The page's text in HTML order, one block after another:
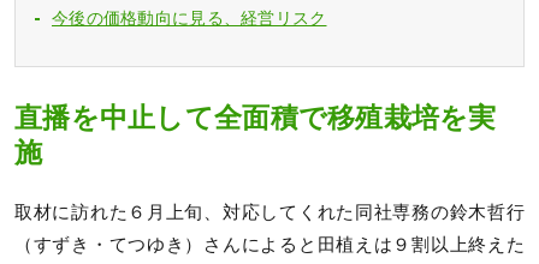
今後の価格動向に見る、経営リスク
直播を中止して全面積で移殖栽培を実
施
取材に訪れた６月上旬、対応してくれた同社専務の鈴木哲行
（すずき・てつゆき）さんによると田植えは９割以上終えた